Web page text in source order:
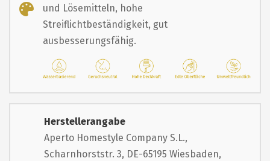
und Lösemitteln, hohe
Streiflichtbeständigkeit, gut
ausbesserungsfähig.
Herstellerangabe
Aperto Homestyle Company S.L.,
Scharnhorststr. 3, DE-65195 Wiesbaden,